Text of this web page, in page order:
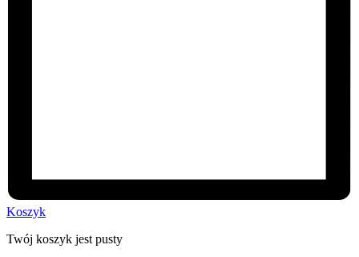
Koszyk
Twój koszyk jest pusty